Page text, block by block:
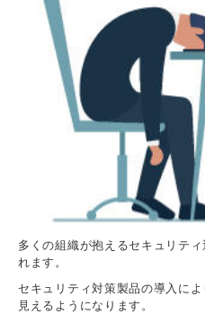
多くの組織が抱えるセキュリテ
れます。
セキュリティ対策製品の導入に
見えるようになります。